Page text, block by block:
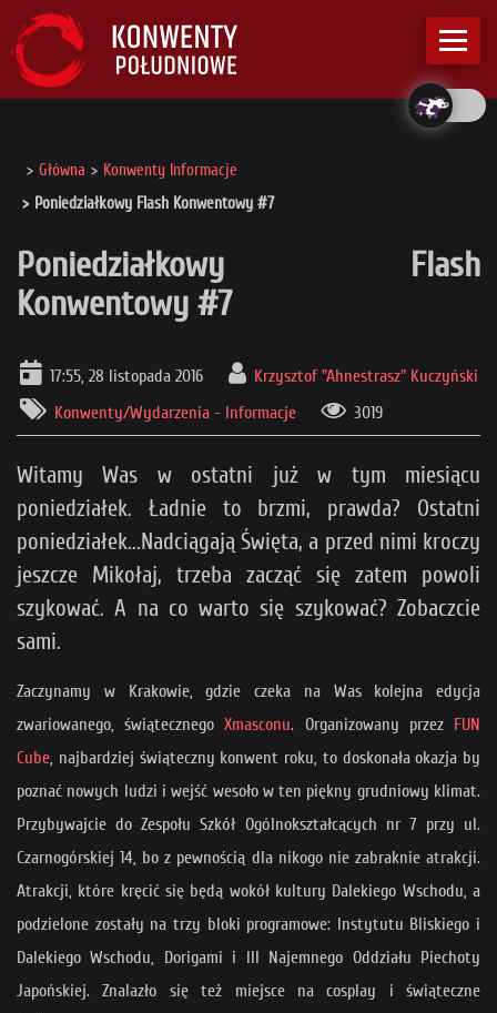
Główna
Konwenty Informacje
Poniedziałkowy Flash Konwentowy #7
Poniedziałkowy Flash
Konwentowy #7
17:55, 28 listopada 2016
Krzysztof "Ahnestrasz" Kuczyński
Konwenty/Wydarzenia - Informacje
3019
Witamy Was w ostatni już w tym miesiącu
poniedziałek. Ładnie to brzmi, prawda? Ostatni
poniedziałek...Nadciągają Święta, a przed nimi kroczy
jeszcze Mikołaj, trzeba zacząć się zatem powoli
szykować. A na co warto się szykować? Zobaczcie
sami.
Zaczynamy w Krakowie, gdzie czeka na Was kolejna edycja
zwariowanego, świątecznegoXmasconu. Organizowany przez FUN
Cube, najbardziej świąteczny konwent roku, to doskonała okazja by
poznać nowych ludzi i wejść wesoło w ten piękny grudniowy klimat.
Przybywajcie do Zespołu Szkół Ogólnokształcących nr 7 przy ul.
Czarnogórskiej 14, bo z pewnością dla nikogo nie zabraknie atrakcji.
Atrakcji, które kręcić się będą wokół kultury Dalekiego Wschodu, a
podzielone zostały na trzy bloki programowe: Instytutu Bliskiego i
Dalekiego Wschodu, Dorigami i III Najemnego Oddziału Piechoty
Japońskiej. Znalazło się też miejsce na cosplay i świąteczne